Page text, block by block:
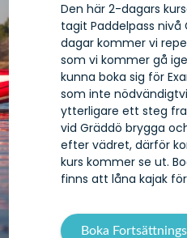
Den här 2-dagars
tagit Paddelpass nivå
dagar kommer vi
som vi kommer gå
kunna boka sig för
som inte
ytterligare ett steg
vid Gräddö brygga
efter vädret, därför
kurs kommer se ut.
finns att låna kajak
Boka